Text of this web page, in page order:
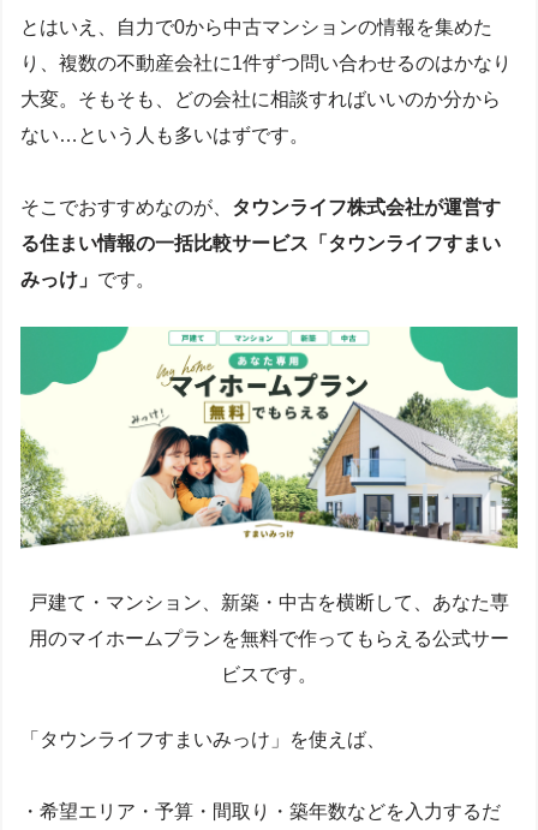
とはいえ、自力で0から中古マンションの情報を集めた
り、複数の不動産会社に1件ずつ問い合わせるのはかなり
大変。そもそも、どの会社に相談すればいいのか分から
ない…という人も多いはずです。
そこでおすすめなのが、 タウンライフ株式会社が運営す
る住まい情報の一括比較サービス「タウンライフすまい
みっけ」 です。
戸建て・マンション、新築・中古を横断して、あなた専
用のマイホームプランを無料で作ってもらえる公式サー
ビスです。
「タウンライフすまいみっけ」を使えば、
・希望エリア・予算・間取り・築年数などを入力するだ